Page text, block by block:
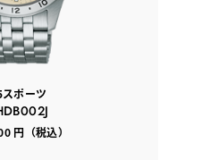
スポーツ
円（税込）